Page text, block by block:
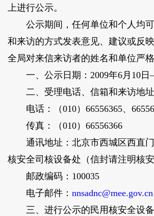
上进行公示。
公示期间，任何单位和个人均可
和来访的方式发表意见、建议或反
全局对来信来访者的姓名和单位严格
一、公示日期：2009年6月10日
二、受理电话、信箱和来访地址
电话：（010）66556365、
传真：（010）66556366
通讯地址：北京市西城区西直门
核安全司核设备处（信封请注明核安
邮政编码：100035
电子邮件： nnsadnc@mee.gov.cn
三、进行公示的民用核安全设备